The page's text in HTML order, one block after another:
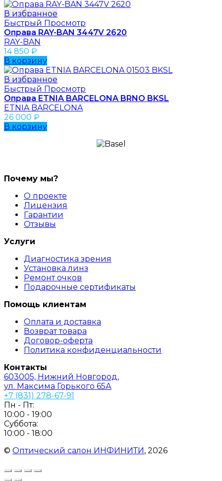
В избранное
Быстрый Просмотр
Оправа RAY-BAN 3447V 2620
RAY-BAN
14 850 ₽
В корзину
В избранное
Быстрый Просмотр
Оправа ETNIA BARCELONA BRNO BKSL
ETNIA BARCELONA
26 000 ₽
В корзину
Почему мы?
О проекте
Лицензия
Гарантии
Отзывы
Услуги
Диагностика зрения
Установка линз
Ремонт очков
Подарочные сертификаты
Помощь клиентам
Оплата и доставка
Возврат товара
Договор-оферта
Политика конфиденциальности
Контакты
603005, Нижний Новгород,
ул. Максима Горького 65А
+7 (831) 278-67-91
Пн - Пт:
10:00 - 19:00
Суббота:
10:00 - 18:00
© Оптический салон ИНФИНИТИ, 2026